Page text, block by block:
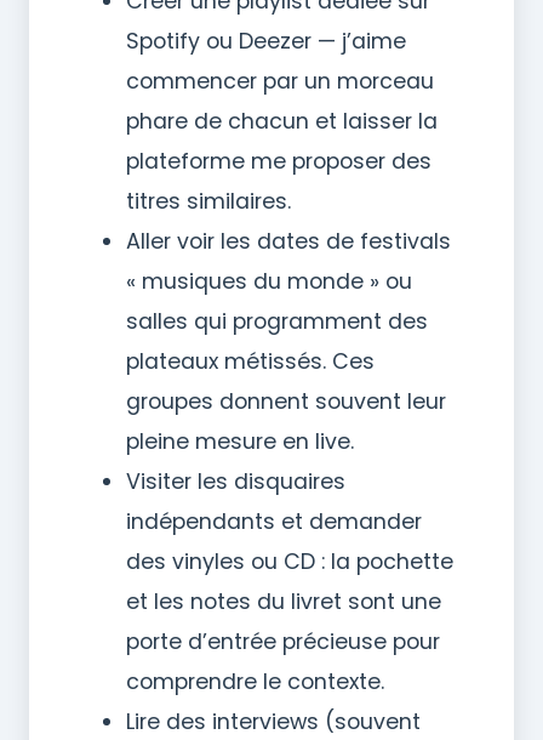
Spotify ou Deezer — j’aime
commencer par un morceau
phare de chacun et laisser la
plateforme me proposer des
titres similaires.
Aller voir les dates de festivals
« musiques du monde » ou
salles qui programment des
plateaux métissés. Ces
groupes donnent souvent leur
pleine mesure en live.
Visiter les disquaires
indépendants et demander
des vinyles ou CD : la pochette
et les notes du livret sont une
porte d’entrée précieuse pour
comprendre le contexte.
Lire des interviews (souvent